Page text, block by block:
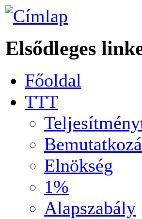
Elsődleges
Főoldal
TTT
Elnökség
1%
Alapszabály